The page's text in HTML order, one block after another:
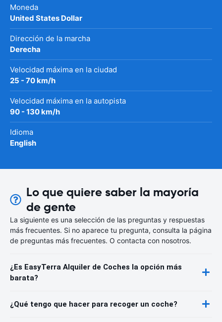
Moneda
United States Dollar
Dirección de la marcha
Derecha
Velocidad máxima en la ciudad
25 - 70 km/h
Velocidad máxima en la autopista
90 - 130 km/h
Idioma
English
Lo que quiere saber la mayoría
de gente
La siguiente es una selección de las preguntas y respuestas
más frecuentes. Si no aparece tu pregunta, consulta la página
de preguntas más frecuentes. O contacta con nosotros.
¿Es EasyTerra Alquiler de Coches la opción más
barata?
¿Qué tengo que hacer para recoger un coche?